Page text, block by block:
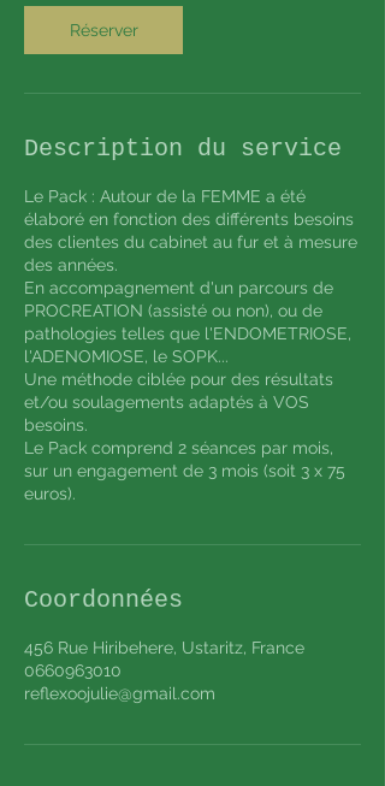
Réserver
Description du service
Le Pack : Autour de la FEMME a été
élaboré en fonction des différents besoins
des clientes du cabinet au fur et à mesure
des années.
En accompagnement d'un parcours de
PROCREATION (assisté ou non), ou de
pathologies telles que l'ENDOMETRIOSE,
l'ADENOMIOSE, le SOPK...
Une méthode ciblée pour des résultats
et/ou soulagements adaptés à VOS
besoins.
Le Pack comprend 2 séances par mois,
sur un engagement de 3 mois (soit 3 x 75
euros).
Coordonnées
456 Rue Hiribehere, Ustaritz, France
0660963010
reflexoojulie@gmail.com